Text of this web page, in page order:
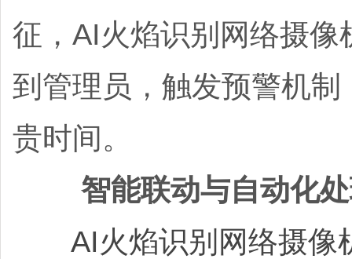
征，AI火焰识别网络摄
到管理员，触发预警机
贵时间‌。
智能联动与自动化
AI火焰识别网络摄像